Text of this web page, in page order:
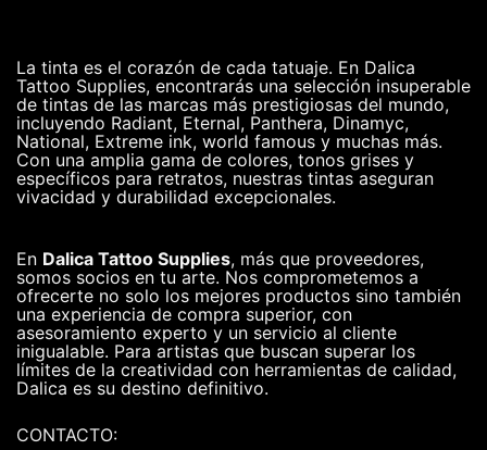
La tinta es el corazón de cada tatuaje. En Dalica
Tattoo Supplies, encontrarás una selección insuperable
de tintas de las marcas más prestigiosas del mundo,
incluyendo Radiant, Eternal, Panthera, Dinamyc,
National, Extreme ink, world famous y muchas más.
Con una amplia gama de colores, tonos grises y
específicos para retratos, nuestras tintas aseguran
vivacidad y durabilidad excepcionales.
En Dalica Tattoo Supplies, más que proveedores,
somos socios en tu arte. Nos comprometemos a
ofrecerte no solo los mejores productos sino también
una experiencia de compra superior, con
asesoramiento experto y un servicio al cliente
inigualable. Para artistas que buscan superar los
límites de la creatividad con herramientas de calidad,
Dalica es su destino definitivo.
CONTACTO: